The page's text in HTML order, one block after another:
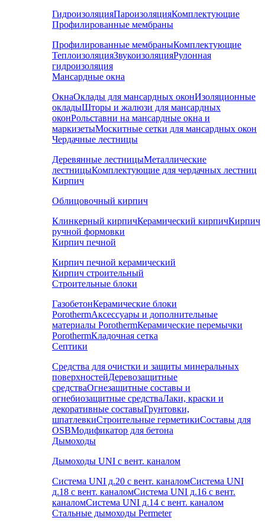
ГидроизоляцияПароизоляцияКомплектующие
Профилированные мембраны
Профилированные мембраныКомплектующие
ТеплоизоляцияЗвукоизоляцияРулонная
гидроизоляция
Мансардные окна
ОкнаОклады для мансардных оконИзоляционные
окладыШторы и жалюзи для мансардных
оконРольставни на мансардные окна и
маркизетыМоскитные сетки для мансардных окон
Чердачные лестницы
Деревянные лестницыМеталлические
лестницыКомплектующие для чердачных лестниц
Кирпич
Облицовочный кирпич
Клинкерный кирпичКерамический кирпичКирпич
ручной формовки
Кирпич печной
Кирпич печной керамический
Кирпич строительный
Строительные блоки
ГазобетонКерамические блоки
PorothermАксессуары и дополнительные
материалы PorothermКерамические перемычки
PorothermКладочная сетка
Септики
Средства для очистки и защиты минеральных
поверхностейДеревозащитные
средстваОгнезащитные составы и
огнебиозащитные средстваЛаки, краски и
декоративные составыГрунтовки,
шпатлевкиСтроительные герметикиСоставы для
OSBМодификатор для бетона
Дымоходы
Дымоходы UNI с вент. каналом
Система UNI д.20 с вент. каналомСистема UNI
д.18 с вент. каналомСистема UNI д.16 с вент.
каналомСистема UNI д.14 с вент. каналом
Стальные дымоходы Permeter